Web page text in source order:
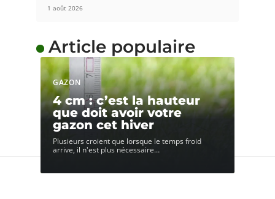
1 août 2026
Article populaire
GAZON
4 cm : c’est la hauteur
que doit avoir votre
gazon cet hiver
Plusieurs croient que lorsque le temps froid
arrive, il n'est plus nécessaire…